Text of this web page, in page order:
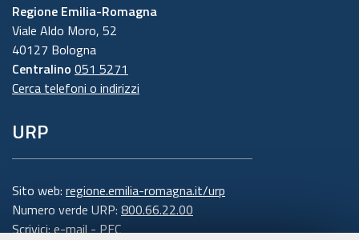
Regione Emilia-Romagna
Viale Aldo Moro, 52
40127 Bologna
Centralino 051 5271
Cerca telefoni o indirizzi
URP
Sito web: regione.emilia-romagna.it/urp
Numero verde URP: 800.66.22.00
Scrivici:e-mail-PEC